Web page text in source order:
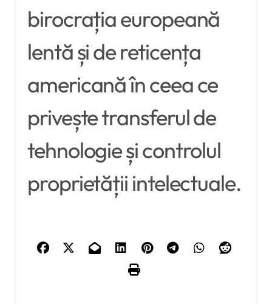
birocrația europeană
lentă și de reticența
americană în ceea ce
privește transferul de
tehnologie și controlul
proprietății intelectuale.